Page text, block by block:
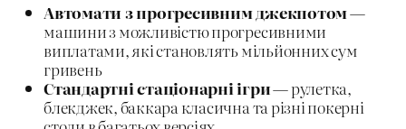
Автомати з прогресивним джекпотом—
машини з можливістю прогресивними
виплатами, які становлять мільйонних сум
гривень
Стандартні стаціонарні ігри— рулетка,
блекджек, баккара класична та різні покерні